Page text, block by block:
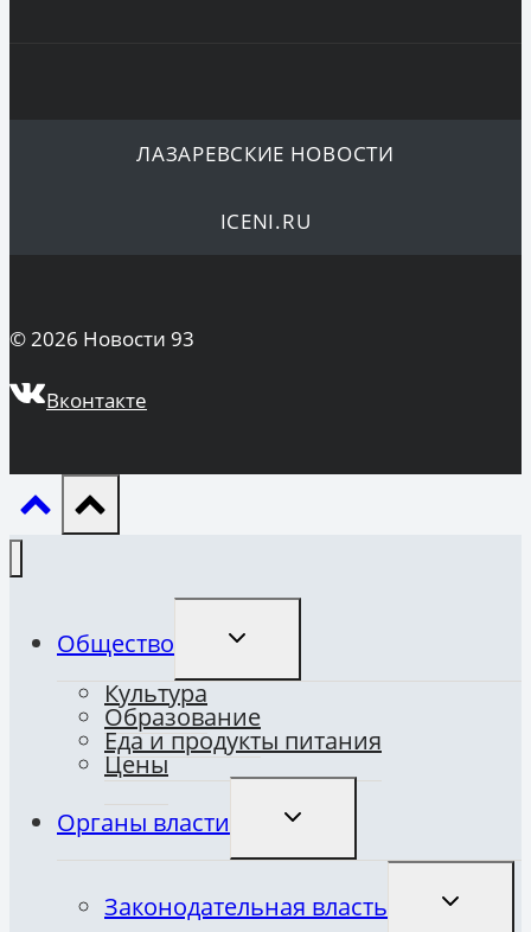
ЛАЗАРЕВСКИЕ НОВОСТИ
ICENI.RU
© 2026 Новости 93
Вконтакте
Общество
ПЕРЕКЛЮЧИТЬ
ДОЧЕРНЕЕ
Культура
Образование
Еда и продукты питания
Цены
Органы власти
ПЕРЕКЛЮЧИТЬ
ДОЧЕРНЕЕ
Законодательная власть